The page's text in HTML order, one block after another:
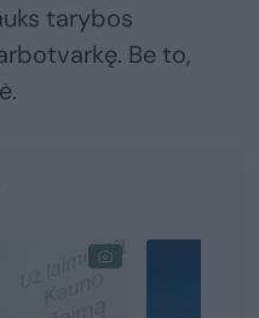
tarybos
Be to,